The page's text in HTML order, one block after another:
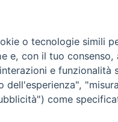
Digitale
Cartaceo
Copia Digitale
o tecnologie simili
e, con il tuo consenso,
e funzionalità
dell'esperienza",
come